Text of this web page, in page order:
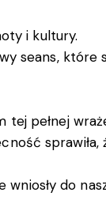
i kultury.
seans, które
tej pełnej
sprawiła,
do